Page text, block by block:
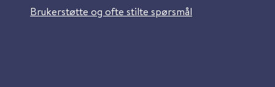
Brukerstøtte og ofte stilte spørsmål